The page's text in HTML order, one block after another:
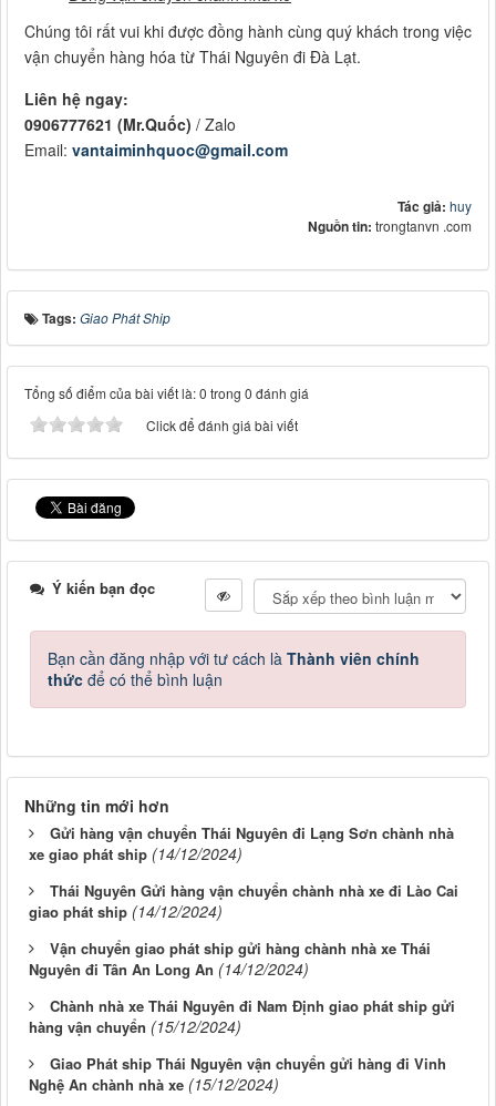
Chúng tôi rất vui khi được đồng hành cùng quý khách trong việc
vận chuyển hàng hóa từ Thái Nguyên đi Đà Lạt.
Liên hệ ngay:
0906777621 (Mr.Quốc) / Zalo
Email: vantaiminhquoc@gmail.com
Tác giả: huy
Nguồn tin: trongtanvn .com
Tags: Giao Phát Ship
Tổng số điểm của bài viết là: 0 trong 0 đánh giá
Click để đánh giá bài viết
Ý kiến bạn đọc
Bạn cần đăng nhập với tư cách là Thành viên chính
thức để có thể bình luận
Những tin mới hơn
Gửi hàng vận chuyển Thái Nguyên đi Lạng Sơn chành nhà
xe giao phát ship (14/12/2024)
Thái Nguyên Gửi hàng vận chuyển chành nhà xe đi Lào Cai
giao phát ship (14/12/2024)
Vận chuyển giao phát ship gửi hàng chành nhà xe Thái
Nguyên đi Tân An Long An (14/12/2024)
Chành nhà xe Thái Nguyên đi Nam Định giao phát ship gửi
hàng vận chuyển (15/12/2024)
Giao Phát ship Thái Nguyên vận chuyển gửi hàng đi Vinh
Nghệ An chành nhà xe (15/12/2024)